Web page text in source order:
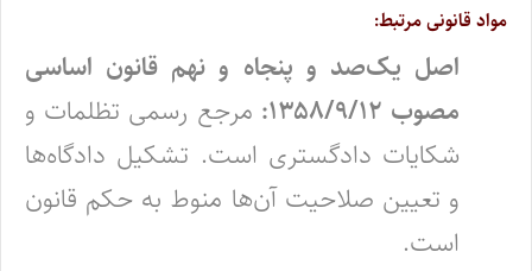
مواد قانونی مرتبط:
اصل یک‌صد و پنجاه و نهم قانون اساسی
مصوب ۱۳۵۸/۹/۱۲:
مرجع رسمی‏ تظلمات‏ و
شکایات‏ دادگستری‏ است‏. تشکیل‏ دادگاه‌ها
و تعیین‏ صلاحیت‏ آن‌ها منوط به‏ حکم‏ قانون‏
است‏.